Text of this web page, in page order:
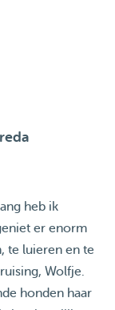
heb ik
er enorm
te luieren en te
Wolfje.
honden haar